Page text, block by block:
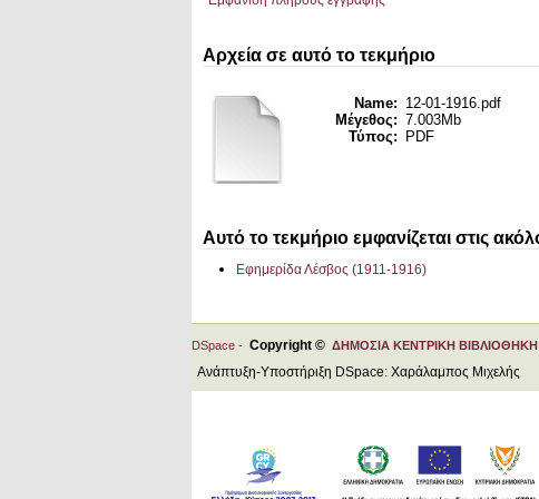
Αρχεία σε αυτό το τεκμήριο
Name: 12-01-1916.pdf
Μέγεθος: 7.003Mb
Τύπος:
PDF
Αυτό το τεκμήριο εμφανίζεται στις
Εφημερίδα Λέσβος (1911-1916)
DSpace - Copyright © ΔΗΜΟΣΙΑ ΚΕΝΤΡΙΚΗ
Ανάπτυξη-Υποστήριξη DSpace: Χαράλαμπος Μιχελής